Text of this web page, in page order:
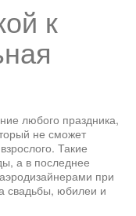
к
любого праздника,
не сможет
Такие
а в последнее
при
свадьбы, юбилеи и